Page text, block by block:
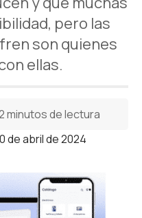
pero las
son quienes
ellas.
de abril de 2024
minutos de lectura